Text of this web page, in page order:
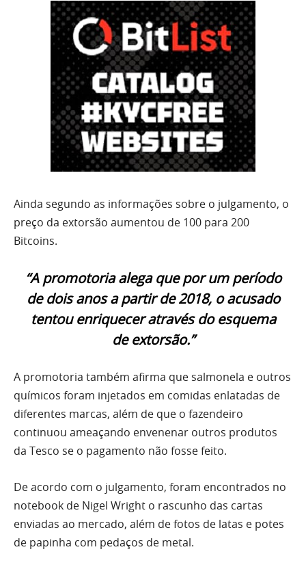
Ainda segundo as informações sobre o julgamento, o
preço da extorsão aumentou de 100 para 200
Bitcoins.
“A promotoria alega que por um período
de dois anos a partir de 2018, o acusado
tentou enriquecer através do esquema
de extorsão.”
A promotoria também afirma que salmonela e outros
químicos foram injetados em comidas enlatadas de
diferentes marcas, além de que o fazendeiro
continuou ameaçando envenenar outros produtos
da Tesco se o pagamento não fosse feito.
De acordo com o julgamento, foram encontrados no
notebook de Nigel Wright o rascunho das cartas
enviadas ao mercado, além de fotos de latas e potes
de papinha com pedaços de metal.